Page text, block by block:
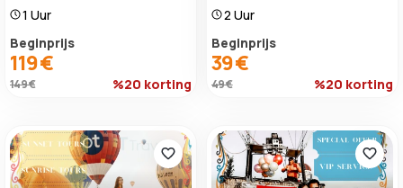
1 Uur
Beginprijs
119 €
149 € %20 korting
2 Uur
Beginprijs
39 €
49 € %20 korting